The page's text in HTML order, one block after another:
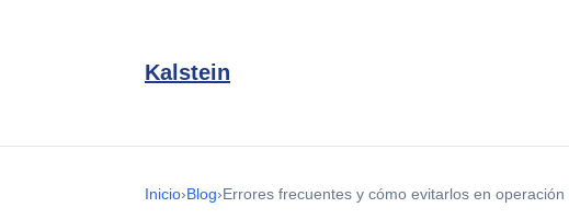
Kalstein
Inicio›Blog›Errores frecuentes y cómo evitarlos en